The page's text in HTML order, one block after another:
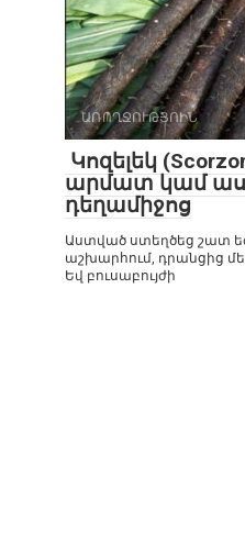
ԱՌՈՂՋՈՒԹՅՈԻՆ
Կոզելեկ
արմատ կամ
դեղամիջոց
Աստված ստեղծեց շատ
աշխարհում, դրանցից
Եվ բուսաբույժի